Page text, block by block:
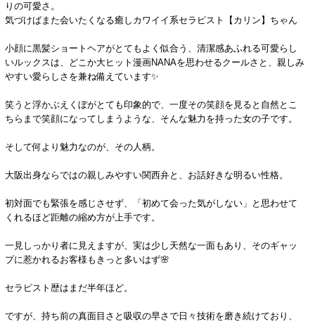
りの可愛さ。
気づけばまた会いたくなる癒しカワイイ系セラピスト【カリン】ちゃん
小顔に黒髪ショートヘアがとてもよく似合う、清潔感あふれる可愛らし
いルックスは、どこか大ヒット漫画NANAを思わせるクールさと、親しみ
やすい愛らしさを兼ね備えています✨
笑うと浮かぶえくぼがとても印象的で、一度その笑顔を見ると自然とこ
ちらまで笑顔になってしまうような、そんな魅力を持った女の子です。
そして何より魅力なのが、その人柄。
大阪出身ならではの親しみやすい関西弁と、お話好きな明るい性格。
初対面でも緊張を感じさせず、「初めて会った気がしない」と思わせて
くれるほど距離の縮め方が上手です。
一見しっかり者に見えますが、実は少し天然な一面もあり、そのギャッ
プに惹かれるお客様もきっと多いはず🌸
セラピスト歴はまだ半年ほど。
ですが、持ち前の真面目さと吸収の早さで日々技術を磨き続けており、